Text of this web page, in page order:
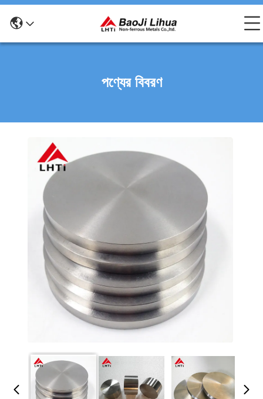
পণ্যের বিবরণ